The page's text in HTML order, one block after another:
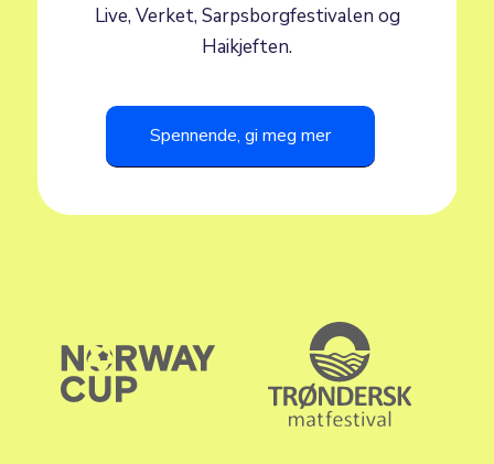
Live, Verket, Sarpsborgfestivalen og
Haikjeften.
Spennende, gi meg mer